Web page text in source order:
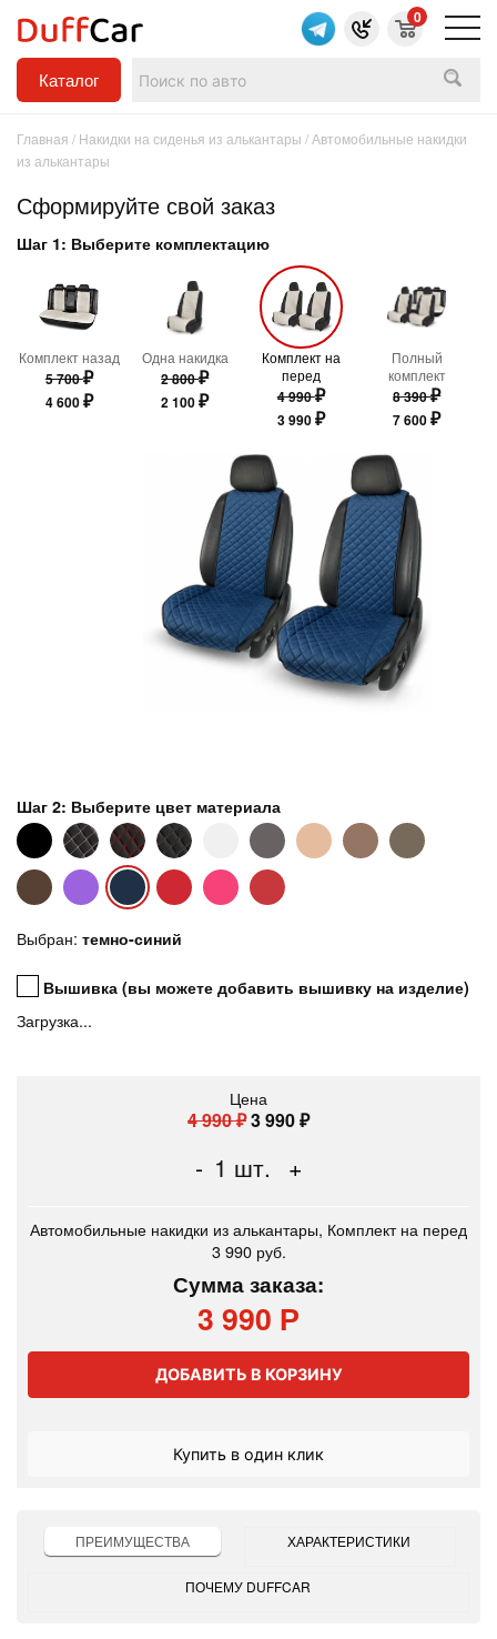
Каталог
0
Главная / Накидки на сиденья из алькантары / Автомобильные накидки
из алькантары
Сформируйте свой заказ
Шаг 1: Выберите комплектацию
Комплект назад
5 700₽
4 600₽
Одна накидка
2 800₽
2 100₽
Комплект на
перед
4 990₽
3 990₽
Полный
комплект
8 390₽
7 600₽
Шаг 2: Выберите цвет материала
Выбран: темно-синий
Вышивка (вы можете добавить вышивку на изделие)
Загрузка...
Цена
4 990₽3 990₽
- 1 шт. +
Автомобильные накидки из алькантары, Комплект на перед
3 990 руб.
Сумма заказа:
3 990 Р
ДОБАВИТЬ В КОРЗИНУ
Купить в один клик
ПРЕИМУЩЕСТВА ХАРАКТЕРИСТИКИ
ПОЧЕМУ DUFFCAR